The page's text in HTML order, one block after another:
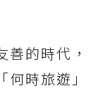
的時代，
時旅遊」